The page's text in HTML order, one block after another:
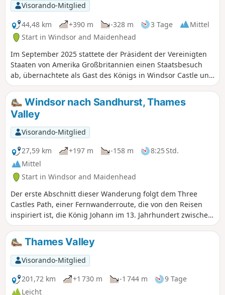
Visorando-Mitglied
44,48 km
+390 m -328 m 3 Tage
Mittel
Start in Windsor and Maidenhead
Im September 2025 stattete der Präsident der Vereinigten
Staaten von Amerika Großbritannien einen Staatsbesuch
ab, übernachtete als Gast des Königs in Windsor Castle und
reiste dann weiter, um den Premierminister in Chequers,
der offiziellen Landresidenz, zu treffen. Mit dem
Hubschrauber sind es 20 Meilen von Windsor nach
Chequers; zu Fuß sind es 25 Meilen zwischen den beiden
Orten.
Windsor nach Sandhurst, Thames
Valley
Visorando-Mitglied
27,59 km
+197 m -158 m
8:25 Std.
Mittel
Start in Windsor and Maidenhead
Der erste Abschnitt dieser Wanderung folgt dem Three
Castles Path, einer Fernwanderroute, die von den Reisen
inspiriert ist, die König Johann im 13. Jahrhundert zwischen
seinen Burgen in Windsor, Odiham und Winchester
unternahm.
Thames Valley
Visorando-Mitglied
201,72 km
+1 730 m -1 744 m
9 Tage
Leicht